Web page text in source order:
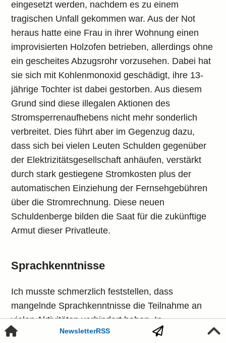
NewsletterRSS
eingesetzt werden, nachdem es zu einem
tragischen Unfall gekommen war. Aus der Not
heraus hatte eine Frau in ihrer Wohnung einen
improvisierten Holzofen betrieben, allerdings ohne
ein gescheites Abzugsrohr vorzusehen. Dabei hat
sie sich mit Kohlenmonoxid geschädigt, ihre 13-
jährige Tochter ist dabei gestorben. Aus diesem
Grund sind diese illegalen Aktionen des
Stromsperrenaufhebens nicht mehr sonderlich
verbreitet. Dies führt aber im Gegenzug dazu,
dass sich bei vielen Leuten Schulden gegenüber
der Elektrizitätsgesellschaft anhäufen, verstärkt
durch stark gestiegene Stromkosten plus der
automatischen Einziehung der Fernsehgebühren
über die Stromrechnung. Diese neuen
Schuldenberge bilden die Saat für die zukünftige
Armut dieser Privatleute.
Sprachkenntnisse
Ich musste schmerzlich feststellen, dass
mangelnde Sprachkenntnisse die Teilnahme an
vielen Aktivitäten verhindert haben. In
Touristenhochburgen kommt man als Tourist meist